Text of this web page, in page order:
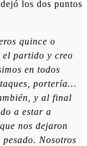
los dos puntos
quince o
el partido y creo
en todos
portería…
y al final
a estar a
nos dejaron
Nosotros